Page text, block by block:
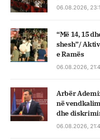
06.08.2026,
“Më 14, 15
shesh”/
e Ramës
06.08.2026,
Arbër
në
dhe
06.08.2026,